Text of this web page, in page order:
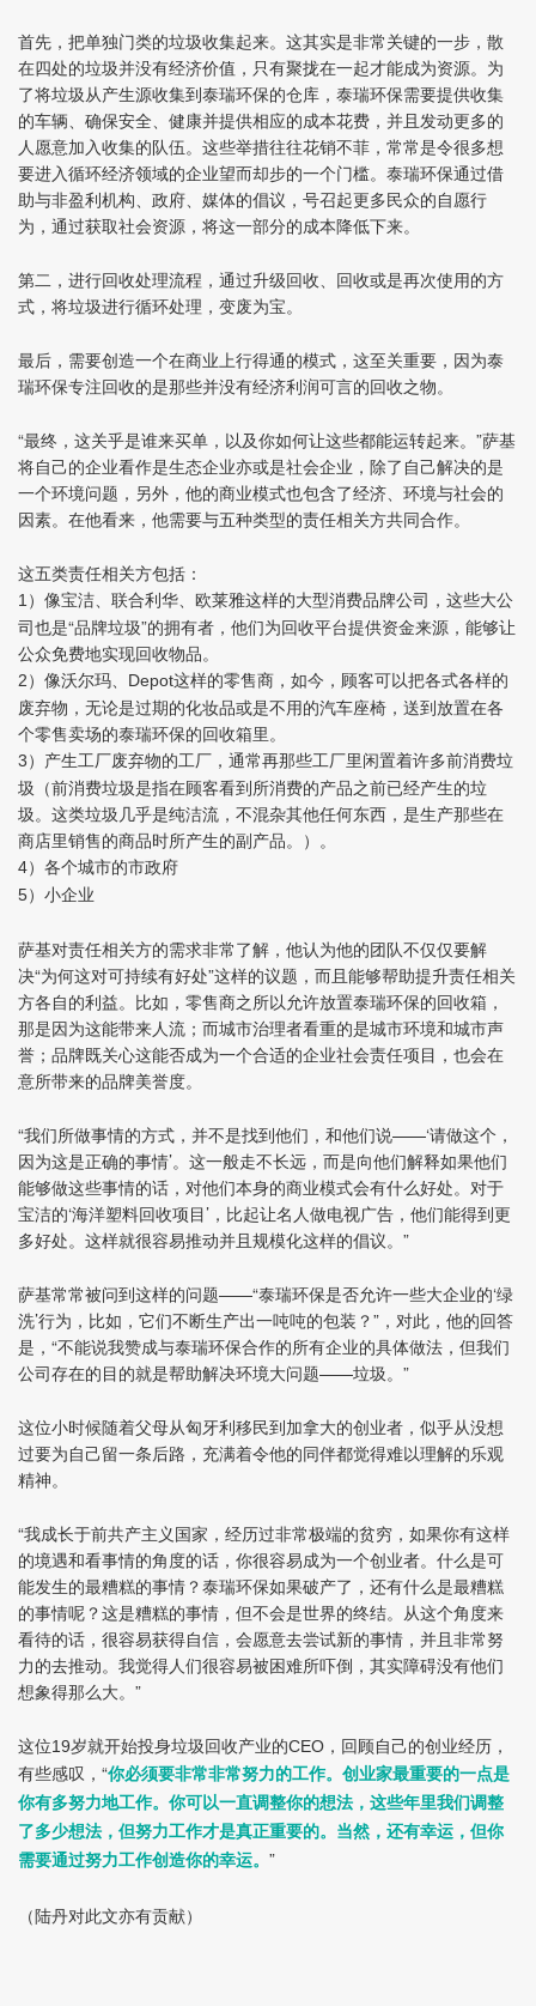
首先，把单独门类的垃圾收集起来。这其实是非常关键的一步，散
在四处的垃圾并没有经济价值，只有聚拢在一起才能成为资源。为
了将垃圾从产生源收集到泰瑞环保的仓库，泰瑞环保需要提供收集
的车辆、确保安全、健康并提供相应的成本花费，并且发动更多的
人愿意加入收集的队伍。这些举措往往花销不菲，常常是令很多想
要进入循环经济领域的企业望而却步的一个门槛。泰瑞环保通过借
助与非盈利机构、政府、媒体的倡议，号召起更多民众的自愿行
为，通过获取社会资源，将这一部分的成本降低下来。
第二，进行回收处理流程，通过升级回收、回收或是再次使用的方
式，将垃圾进行循环处理，变废为宝。
最后，需要创造一个在商业上行得通的模式，这至关重要，因为泰
瑞环保专注回收的是那些并没有经济利润可言的回收之物。
“最终，这关乎是谁来买单，以及你如何让这些都能运转起来。”萨基
将自己的企业看作是生态企业亦或是社会企业，除了自己解决的是
一个环境问题，另外，他的商业模式也包含了经济、环境与社会的
因素。在他看来，他需要与五种类型的责任相关方共同合作。
这五类责任相关方包括：
1 ）像宝洁、联合利华、欧莱雅这样的大型消费品牌公司，这些大公
司也是“品牌垃圾”的拥有者，他们为回收平台提供资金来源，能够让
公众免费地实现回收物品。
2）像沃尔玛、 Depot这样的零售商，如今，顾客可以把各式各样的
废弃物，无论是过期的化妆品或是不用的汽车座椅，送到放置在各
个零售卖场的泰瑞环保的回收箱里。
3）产生工厂废弃物的工厂，通常再那些工厂里闲置着许多前消费垃
圾（前消费垃圾是指在顾客看到所消费的产品之前已经产生的垃
圾。这类垃圾几乎是纯洁流，不混杂其他任何东西，是生产那些在
商店里销售的商品时所产生的副产品。）。
4）各个城市的市政府
5）小企业
萨基对责任相关方的需求非常了解，他认为他的团队不仅仅要解
决“为何这对可持续有好处”这样的议题，而且能够帮助提升责任相关
方各自的利益。比如，零售商之所以允许放置泰瑞环保的回收箱，
那是因为这能带来人流；而城市治理者看重的是城市环境和城市声
誉；品牌既关心这能否成为一个合适的企业社会责任项目，也会在
意所带来的品牌美誉度。
“我们所做事情的方式，并不是找到他们，和他们说——‘请做这个，
因为这是正确的事情’。这一般走不长远，而是向他们解释如果他们
能够做这些事情的话，对他们本身的商业模式会有什么好处。对于
宝洁的‘海洋塑料回收项目’，比起让名人做电视广告，他们能得到更
多好处。这样就很容易推动并且规模化这样的倡议。”
萨基常常被问到这样的问题——“泰瑞环保是否允许一些大企业的‘绿
洗’行为，比如，它们不断生产出一吨吨的包装？”，对此，他的回答
是，“不能说我赞成与泰瑞环保合作的所有企业的具体做法，但我们
公司存在的目的就是帮助解决环境大问题——垃圾。”
这位小时候随着父母从匈牙利移民到加拿大的创业者，似乎从没想
过要为自己留一条后路，充满着令他的同伴都觉得难以理解的乐观
精神。
“我成长于前共产主义国家，经历过非常极端的贫穷，如果你有这样
的境遇和看事情的角度的话，你很容易成为一个创业者。什么是可
能发生的最糟糕的事情？泰瑞环保如果破产了，还有什么是最糟糕
的事情呢？这是糟糕的事情，但不会是世界的终结。从这个角度来
看待的话，很容易获得自信，会愿意去尝试新的事情，并且非常努
力的去推动。我觉得人们很容易被困难所吓倒，其实障碍没有他们
想象得那么大。”
这位19岁就开始投身垃圾回收产业的CEO ，回顾自己的创业经历，
有些感叹，“你必须要非常非常努力的工作。创业家最重要的一点是
你有多努力地工作。你可以一直调整你的想法，这些年里我们调整
了多少想法，但努力工作才是真正重要的。当然，还有幸运，但你
需要通过努力工作创造你的幸运。 ”
（陆丹对此文亦有贡献）